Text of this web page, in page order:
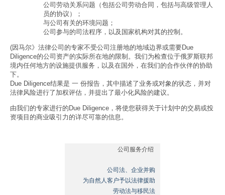
公司劳动关系问题（包括公司劳动合同，包括与高级管理人
员的协议）；
与公司有关的环境问题；
公司参与的司法程序，以及国家机构对其的控制。
(因马尔》法律公司的专家不受公司注册地的地域边界或需要Due
Diligence的公司资产的实际所在地的限制。我们为检查位于俄罗斯联邦
境内任何地方的设施提供服务，以及在国外，在我们的合作伙伴的协助
下。
Due Diligence结果是 一 份报告，其中描述了业务或对象的状态，并对
法律风险进行了加权评估，并提出了最小化风险的建议。
由我们的专家进行的Due Diligence，将使您获得关于计划中的交易或投
资项目的商业吸引力的详尽可靠的信息。
公司服务介绍
公司法、企业并购
为自然人客户予以法律援助
劳动法与移民法